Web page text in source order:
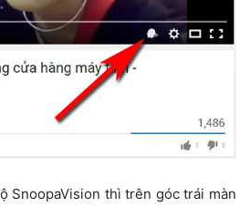
SnoopaVision thì trên góc trái màn